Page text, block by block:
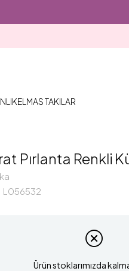
ELMAS TAKILAR
Pırlanta Renkli
L056532
Ürün stoklarımızda